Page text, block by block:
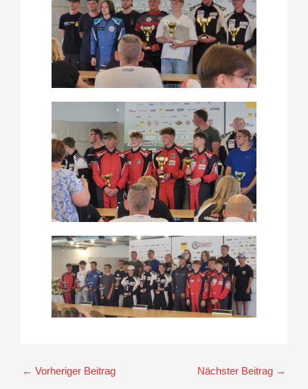
← Vorheriger Beitrag Nächster Beitrag →